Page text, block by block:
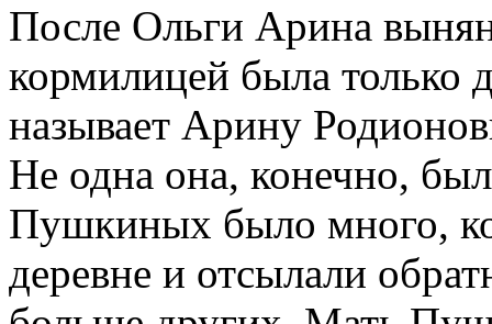
После Ольги Арина
кормилицей была только
называет Арину
Не одна она, конечно,
Пушкиных было много,
деревне и отсылали